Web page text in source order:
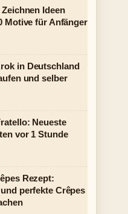
Ideen
Motive für Anfänger
in Deutschland
und selber
Neueste
vor 1 Stunde
Rezept:
perfekte Crêpes